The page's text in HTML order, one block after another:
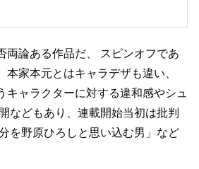
両論ある作品だ、
スピンオフであ
本家本元とはキャラデザも違い、
キャラクターに対する違和感やシュ
などもあり、連載開始当初は批判
を野原ひろしと思い込む男」など